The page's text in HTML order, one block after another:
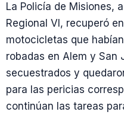
La Policía de Misiones,
Regional VI, recuperó
motocicletas que
robadas en Alem y San
secuestrados y
para las pericias
continúan las tareas